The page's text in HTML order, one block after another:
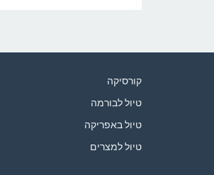
קורסיקה
טיול לבורמה
טיול באפריקה
טיול למצרים